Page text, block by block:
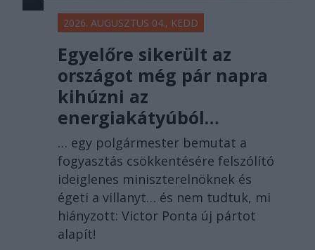
2026. AUGUSZTUS 04., KEDD
Egyelőre sikerült az
országot még pár napra
kihúzni az
energiakátyúból…
… egy polgármester bemutat a
fogyasztás csökkentésére felszólító
ideiglenes miniszterelnöknek és
égeti a villanyt… és nem tudtuk, mi
hiányzott: Victor Ponta új pártot
alapít!